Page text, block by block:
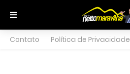
Contato Política de Privacidade